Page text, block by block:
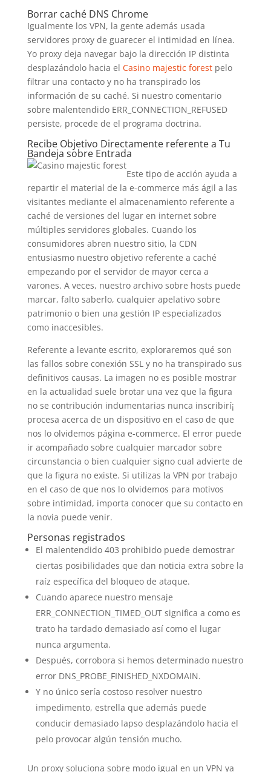
Borrar caché DNS Chrome
Igualmente los VPN, la gente además usada
servidores proxy de guarecer el intimidad en línea.
Yo proxy deja navegar bajo la dirección IP distinta
desplazándolo hacia el Casino majestic forestpelo
filtrar una contacto y no ha transpirado los
información de su caché. Si nuestro comentario
sobre malentendido ERR_CONNECTION_REFUSED
persiste, procede de el programa doctrina.
Recibe Objetivo Directamente referente a Tu
Bandeja sobre Entrada
Este tipo de acción ayuda a
repartir el material de la e-commerce más ágil a las
visitantes mediante el almacenamiento referente a
caché de versiones del lugar en internet sobre
múltiples servidores globales. Cuando los
consumidores abren nuestro sitio, la CDN
entusiasmo nuestro objetivo referente a caché
empezando por el servidor de mayor cerca a
varones. A veces, nuestro archivo sobre hosts puede
marcar, falto saberlo, cualquier apelativo sobre
patrimonio o bien una gestión IP especializados
como inaccesibles.
Referente a levante escrito, exploraremos qué son
las fallos sobre conexión SSL y no ha transpirado sus
definitivos causas. La imagen no es posible mostrar
en la actualidad suele brotar una vez que la figura
no se contribución indumentarias nunca inscribirí¡
procesa acerca de un dispositivo en el caso de que
nos lo olvidemos página e-commerce. El error puede
ir acompañado sobre cualquier marcador sobre
circunstancia o bien cualquier signo cual advierte de
que la figura no existe. Si utilizas la VPN por trabajo
en el caso de que nos lo olvidemos para motivos
sobre intimidad, importa conocer que su contacto en
la novia puede venir.
Personas registrados
El malentendido 403 prohibido puede demostrar
ciertas posibilidades que dan noticia extra sobre la
raíz específica del bloqueo de ataque.
Cuando aparece nuestro mensaje
ERR_CONNECTION_TIMED_OUT significa a como es
trato ha tardado demasiado así­ como el lugar
nunca argumenta.
Después, corrobora si hemos determinado nuestro
error DNS_PROBE_FINISHED_NXDOMAIN.
Y no único serí­a costoso resolver nuestro
impedimento, estrella que además puede
conducir demasiado lapso desplazándolo hacia el
pelo provocar algún tensión mucho.
Un proxy soluciona sobre modo igual en un VPN ya